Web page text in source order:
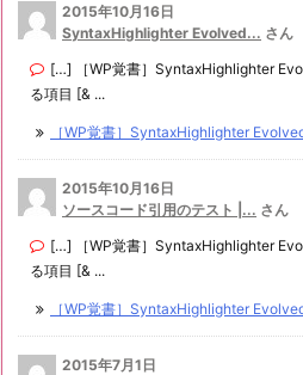
2015年10月16日
SyntaxHighlighter Evolved... さん
[…] ［WP覚書］SyntaxHighlighter
る項目 [& ...
［WP覚書］SyntaxHighlighter
2015年10月16日
ソースコード引用のテスト |... さん
[…] ［WP覚書］SyntaxHighlighter
る項目 [& ...
［WP覚書］SyntaxHighlighter
2015年7月1日